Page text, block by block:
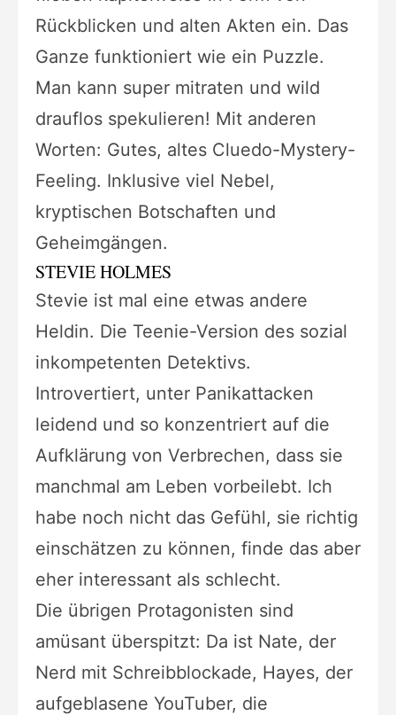
Rückblicken und alten Akten ein. Das
Ganze funktioniert wie ein Puzzle.
Man kann super mitraten und wild
drauflos spekulieren! Mit anderen
Worten: Gutes, altes Cluedo-Mystery-
Feeling. Inklusive viel Nebel,
kryptischen Botschaften und
Geheimgängen.
STEVIE HOLMES
Stevie ist mal eine etwas andere
Heldin. Die Teenie-Version des sozial
inkompetenten Detektivs.
Introvertiert, unter Panikattacken
leidend und so konzentriert auf die
Aufklärung von Verbrechen, dass sie
manchmal am Leben vorbeilebt. Ich
habe noch nicht das Gefühl, sie richtig
einschätzen zu können, finde das aber
eher interessant als schlecht.
Die übrigen Protagonisten sind
amüsant überspitzt: Da ist Nate, der
Nerd mit Schreibblockade, Hayes, der
aufgeblasene YouTuber, die